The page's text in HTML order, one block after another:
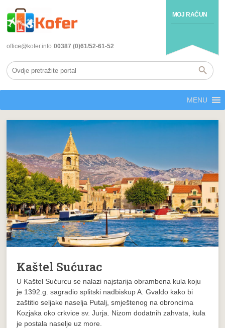
MOJ RAČUN
office@kofer.info 00387 (0)61/52-61-52
MENU
Kaštel Sućurac
U Kaštel Sućurcu se nalazi najstarija obrambena kula koju
je 1392.g. sagradio splitski nadbiskup A. Gvaldo kako bi
zaštitio seljake naselja Putalj, smještenog na obroncima
Kozjaka oko crkvice sv. Jurja. Nizom dodatnih zahvata, kula
je postala naselje uz more.